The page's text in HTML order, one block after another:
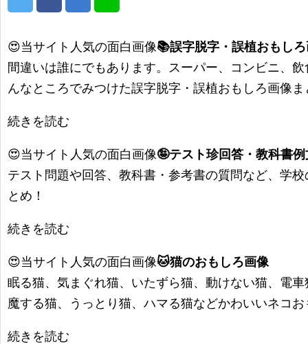
😍当サイト人気の面白画像📚誤字脱字・誤植おもし
間違いは誰にでもあります。スーパー、コンビニ、
んなところでみつけた誤字脱字・誤植おもしろ画像ま
続きを読む
😍当サイト人気の面白画像🤪テスト珍回答・教科書
テスト問題や回答、教科書・参考書の質問など、学
とめ！
続きを読む
😍当サイト人気の面白画像🐱猫のおもしろ画像
眠る猫、気まぐれ猫、いたずら猫、動けない猫、電
魔する猫、うっとり猫、ハマる猫などかわいいネコ
続きを読む